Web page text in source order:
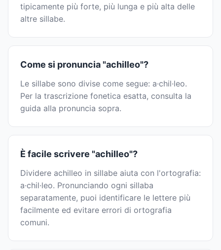
tipicamente più forte, più lunga e più alta delle
altre sillabe.
Come si pronuncia "achilleo"?
Le sillabe sono divise come segue: a·chil·leo.
Per la trascrizione fonetica esatta, consulta la
guida alla pronuncia sopra.
È facile scrivere "achilleo"?
Dividere achilleo in sillabe aiuta con l'ortografia:
a·chil·leo. Pronunciando ogni sillaba
separatamente, puoi identificare le lettere più
facilmente ed evitare errori di ortografia
comuni.